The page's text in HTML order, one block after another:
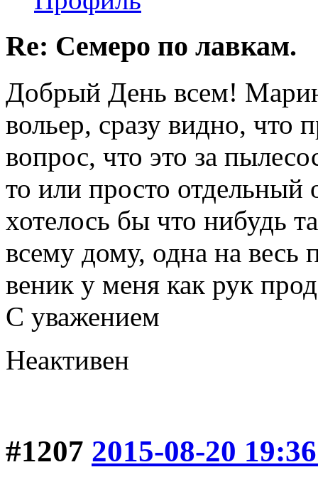
Re: Семеро по лавкам.
Добрый День всем!
вольер, сразу видно, что
вопрос, что это за
то или просто
хотелось бы что нибудь
всему дому, одна на весь
веник у меня как рук
С уважением
Неактивен
#1207 2015-08-20